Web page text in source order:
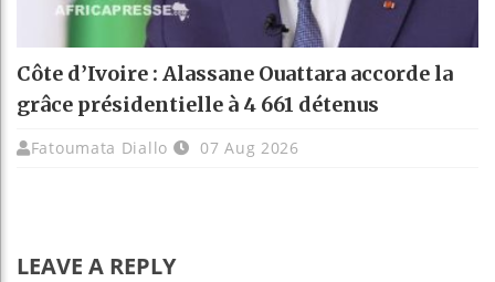
Côte d’Ivoire : Alassane Ouattara accorde la
grâce présidentielle à 4 661 détenus
Fatoumata Diallo 07 Aug 2026
LEAVE A REPLY